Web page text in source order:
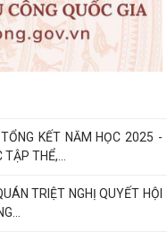
thức quốc phòng và an
KẾT NĂM HỌC 2025 -
THỂ,...
TRIỆT NGHỊ QUYẾT HỘI